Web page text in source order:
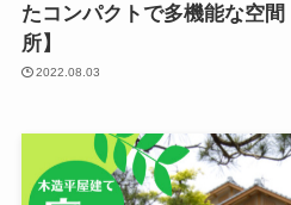
たコンパクトで多機能な空
所】
2022.08.03